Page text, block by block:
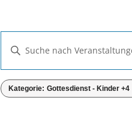
SUCHE
UND
ANSICHTEN,
Bitte
eingeben.
Suche
FILTER
DasKategorie: Gottesdienst - Kinder +4